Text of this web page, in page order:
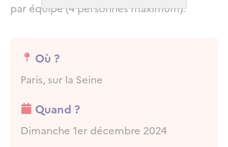
par équipe (4 personnes maximum).
Où ?
Paris, sur la Seine
Quand ?
Dimanche 1er décembre 2024